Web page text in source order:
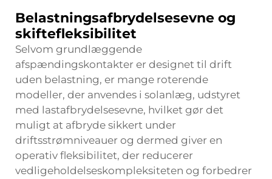
Belastningsafbrydelsesevne og
skiftefleksibilitet
Selvom grundlæggende
afspændingskontakter er designet til drift
uden belastning, er mange roterende
modeller, der anvendes i solanlæg, udstyret
med lastafbrydelsesevne, hvilket gør det
muligt at afbryde sikkert under
driftsstrømniveauer og dermed giver en
operativ fleksibilitet, der reducerer
vedligeholdelseskompleksiteten og forbedrer